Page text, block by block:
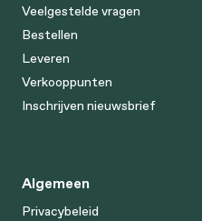
Veelgestelde vragen
Bestellen
Leveren
Verkooppunten
Inschrijven nieuwsbrief
Algemeen
Privacybeleid